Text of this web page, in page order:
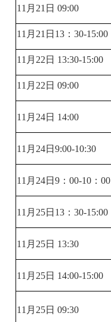
11月21日 09:00
11月21日13：30-15:00
11月22日 13:30-15:00
11月22日 09:00
11月24日 14:00
11月24日9:00-10:30
11月24日9：00-10：00
11月25日13：30-15:00
11月25日 13:30
11月25日 14:00-15:00
11月25日 09:30